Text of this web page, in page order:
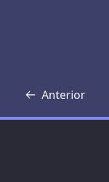
Anterior
Transcrição